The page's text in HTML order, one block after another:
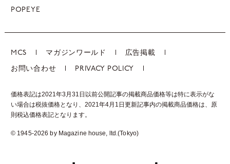
POPEYE
MCS マガジンワールド 広告掲載
お問い合わせ PRIVACY POLICY
価格表記は2021年3月31日以前公開記事の掲載商品価格等は特に表示がな
い場合は税抜価格となり、2021年4月1日更新記事内の掲載商品価格は、 原
則税込価格表記となります。
© 1945-2026 by Magazine house, ltd.(Tokyo)